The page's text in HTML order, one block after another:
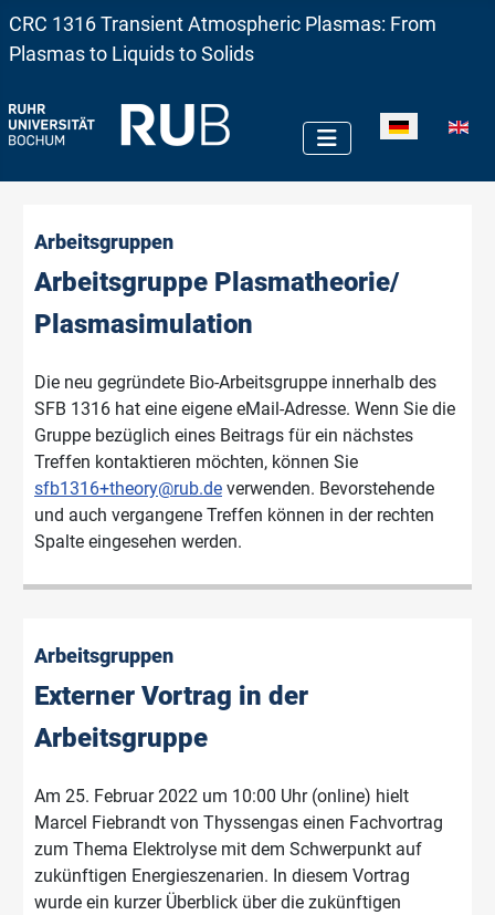
CRC 1316 Transient Atmospheric Plasmas: From
Plasmas to Liquids to Solids
Sprache
Arbeitsgruppen
Arbeitsgruppe Plasmatheorie/
Plasmasimulation
Die neu gegründete Bio-Arbeitsgruppe innerhalb des
SFB 1316 hat eine eigene eMail-Adresse. Wenn Sie die
Gruppe bezüglich eines Beitrags für ein nächstes
Treffen kontaktieren möchten, können Sie
sfb1316+theory@rub.de verwenden. Bevorstehende
und auch vergangene Treffen können in der rechten
Spalte eingesehen werden.
Arbeitsgruppen
Externer Vortrag in der
Arbeitsgruppe
Am 25. Februar 2022 um 10:00 Uhr (online) hielt
Marcel Fiebrandt von Thyssengas einen Fachvortrag
zum Thema Elektrolyse mit dem Schwerpunkt auf
zukünftigen Energieszenarien. In diesem Vortrag
wurde ein kurzer Überblick über die zukünftigen